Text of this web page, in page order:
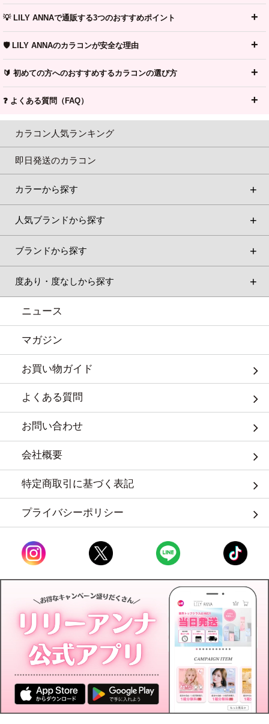
💡 LILY ANNAで通販する3つのおすすめポイント
🛡️ LILY ANNAのカラコンが安全な理由
🔰 初めての方へのおすすめするカラコンの選び方
❓ よくある質問（FAQ）
カラコン人気ランキング
即日発送のカラコン
カラーから探す
人気ブランドから探す
ブランドから探す
度あり・度なしから探す
ニュース
マガジン
お買い物ガイド
よくある質問
お問い合わせ
会社概要
特定商取引に基づく表記
プライバシーポリシー